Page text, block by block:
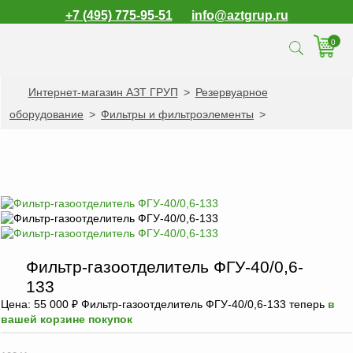
+7 (495) 775-95-51 info@aztgrup.ru
0
КАТАЛОГ ПРОДУКЦИИ
Топливораздаточные
Зарядные станции
для электромобилей
ТРК и ГРК
Запасные части к
ТРК и ГРК
Интернет-магазин АЗТ ГРУП > Резервуарное
оборудование > Фильтры и фильтроэлементы >
Фильтр-газоотделитель ФГУ-40/0,6-
133
Цена: 55 000 ₽ Фильтр-газоотделитель ФГУ-40/0,6-133 теперь в
вашей корзине покупок